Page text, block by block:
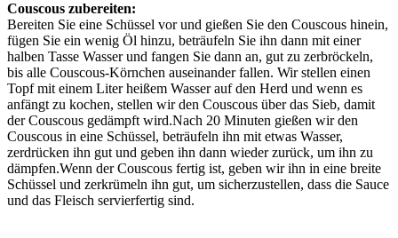
Couscous zubereiten:
Bereiten Sie eine Schüssel vor und gießen Sie den Couscous hinein,
fügen Sie ein wenig Öl hinzu, beträufeln Sie ihn dann mit einer
halben Tasse Wasser und fangen Sie dann an, gut zu zerbröckeln,
bis alle Couscous-Körnchen auseinander fallen. Wir stellen einen
Topf mit einem Liter heißem Wasser auf den Herd und wenn es
anfängt zu kochen, stellen wir den Couscous über das Sieb, damit
der Couscous gedämpft wird.Nach 20 Minuten gießen wir den
Couscous in eine Schüssel, beträufeln ihn mit etwas Wasser,
zerdrücken ihn gut und geben ihn dann wieder zurück, um ihn zu
dämpfen.Wenn der Couscous fertig ist, geben wir ihn in eine breite
Schüssel und zerkrümeln ihn gut, um sicherzustellen, dass die Sauce
und das Fleisch servierfertig sind.